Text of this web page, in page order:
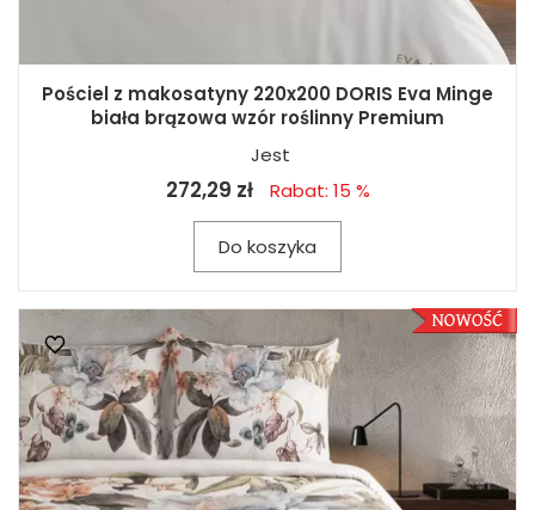
Pościel z makosatyny 220x200 DORIS Eva Minge
biała brązowa wzór roślinny Premium
Jest
272,29 zł Rabat: 15 %
Do koszyka